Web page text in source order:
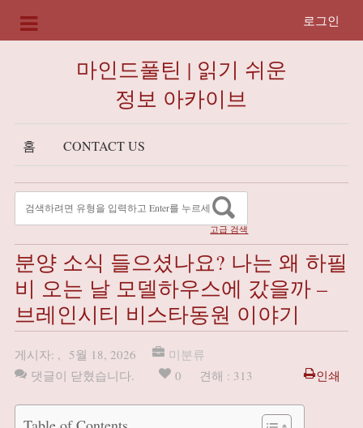
로그인
마인드풀틴 | 읽기 쉬운
정보 아카이브
홈 CONTACT US
고급 검색
분양 소식 들으셨나요? 나는 왜 하필
비 오는 날 모델하우스에 갔을까 –
브레인시티 비스타동원 이야기
게시자: , 5월 18, 2026
미분류
댓글이 닫혔습니다.
0 견해 : 313 인쇄